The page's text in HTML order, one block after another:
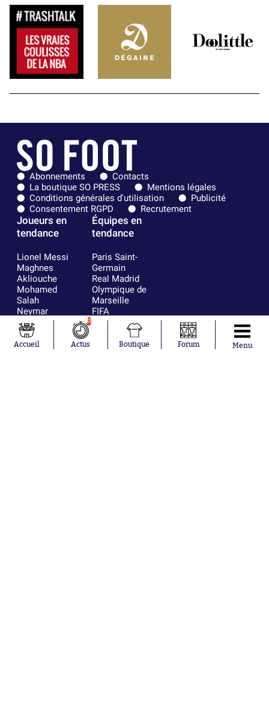
Abonnements
Contacts
La boutique SO PRESS
Mentions légales
Conditions générales d'utilisation
Publicité
Consentement RGPD
Recrutement
Joueurs en
tendance
Lionel Messi
Maghnes
Akliouche
Mohamed
Salah
Neymar
Julián Álvarez
Ferrán Torres
Kilian Corredor
Équipes en
tendance
Paris Saint-
Germain
Real Madrid
Olympique de
Marseille
FIFA
FC Barcelone
Argentine
Olympique
Accueil
0
Actus Boutique Forum Menu